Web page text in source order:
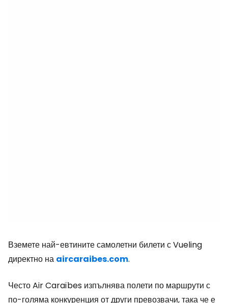
Вземете най-евтините самолетни билети с Vueling
директно на aircaraibes.com.
Често Air Caraïbes изпълнява полети по маршрути с
по-голяма конкуренция от други превозвачи, така че е